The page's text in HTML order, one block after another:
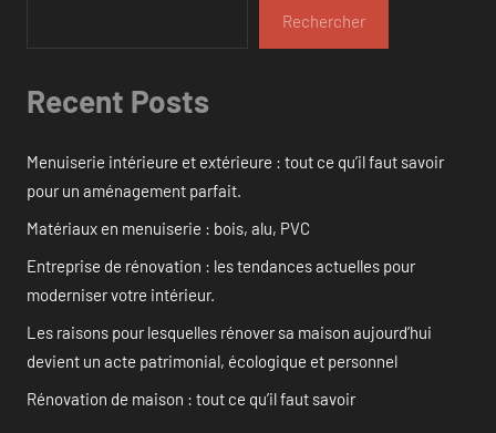
Rechercher
Recent Posts
Menuiserie intérieure et extérieure : tout ce qu’il faut savoir
pour un aménagement parfait.
Matériaux en menuiserie : bois, alu, PVC
Entreprise de rénovation : les tendances actuelles pour
moderniser votre intérieur.
Les raisons pour lesquelles rénover sa maison aujourd’hui
devient un acte patrimonial, écologique et personnel
Rénovation de maison : tout ce qu’il faut savoir